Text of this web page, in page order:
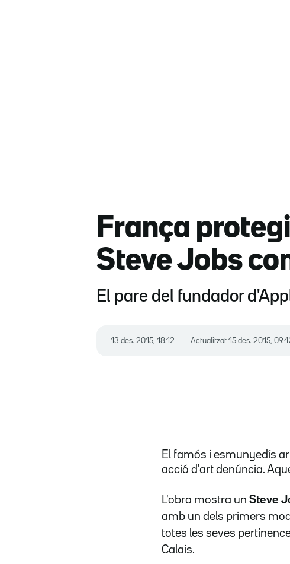
França
Steve Jobs
El pare del fundador
13 des. 2015, 18.12 Actualitzat 15 des. 2015,
El famós i esmunyedís
acció d'art denúncia.
L'obra mostra un Steve
amb un dels primers
totes les seves
Calais.